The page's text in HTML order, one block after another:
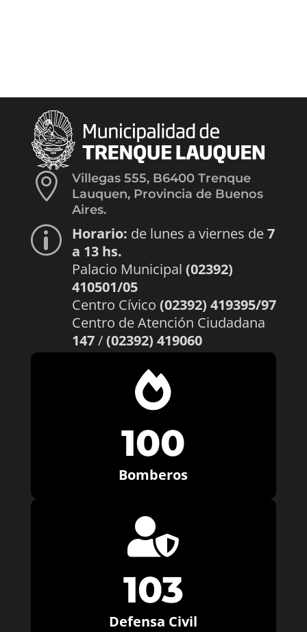

Villegas 555, B6400 Trenque
Lauquen, Provincia de Buenos
Aires.
p Horario: de lunes a viernes de7
a 13 hs.
Palacio Municipal (02392)
410501/05
Centro Cívico (02392) 419395/97
Centro de Atención Ciudadana
147/(02392) 419060

100
Bomberos

103
Defensa Civil